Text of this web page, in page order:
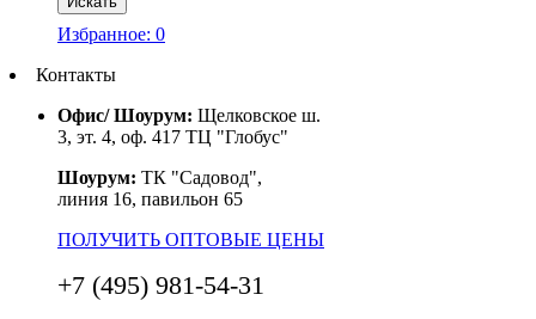
Избранное: 0
Контакты
Офис/ Шоурум: Щелковское ш.
3, эт. 4, оф. 417 ТЦ "Глобус"
Шоурум: ТК "Садовод",
линия 16, павильон 65
ПОЛУЧИТЬ ОПТОВЫЕ ЦЕНЫ
+7 (495) 981-54-31